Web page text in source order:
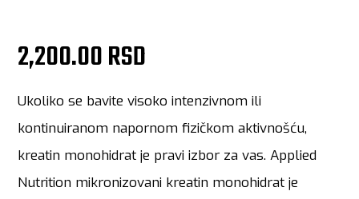
2,200.00 RSD
Ukoliko se bavite visoko intenzivnom ili
kontinuiranom napornom fizičkom aktivnošću,
kreatin monohidrat je pravi izbor za vas. Applied
Nutrition mikronizovani kreatin monohidrat je